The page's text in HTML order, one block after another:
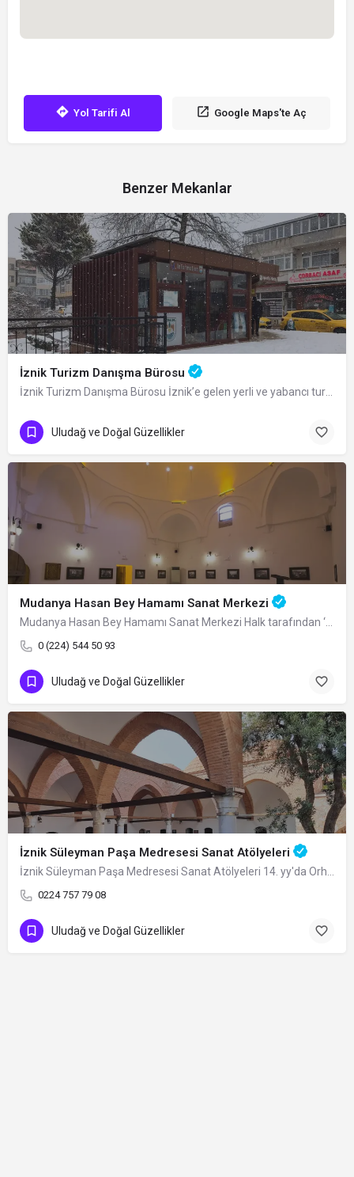
Yol Tarifi Al Google Maps'te Aç
Benzer Mekanlar
İznik Turizm Danışma Bürosu
Uludağ ve Doğal Güzellikler
Mudanya Hasan Bey Hamamı Sanat Merkezi
0 (224) 544 50 93
Uludağ ve Doğal Güzellikler
İznik Süleyman Paşa Medresesi Sanat Atölyeleri
0224 757 79 08
Uludağ ve Doğal Güzellikler